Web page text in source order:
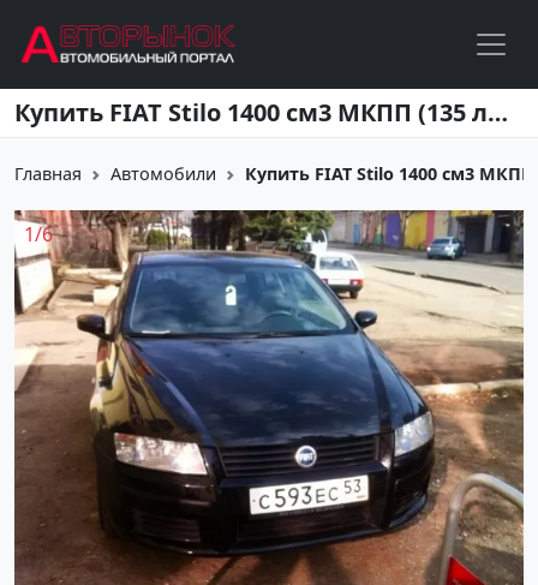
Перейти к основному содержанию Купить FIAT Stilo 1400 см3 МКПП (135 л.с.) Бензиновый в Краснодар: цвет черный Купе 2006 года по цене 240000 рублей, объявление №10713 на сайте Авторынок23
Главная Автомобили Купить FIAT Stilo 1400 см3 МКПП
1/6